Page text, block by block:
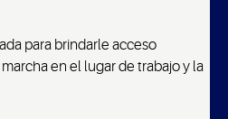
para brindarle acceso
en el lugar de trabajo y la